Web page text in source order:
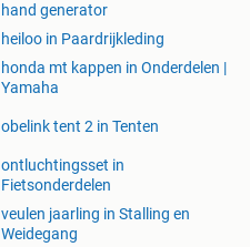
hand generator
heiloo in Paardrijkleding
honda mt kappen in Onderdelen |
Yamaha
obelink tent 2 in Tenten
ontluchtingsset in
Fietsonderdelen
veulen jaarling in Stalling en
Weidegang